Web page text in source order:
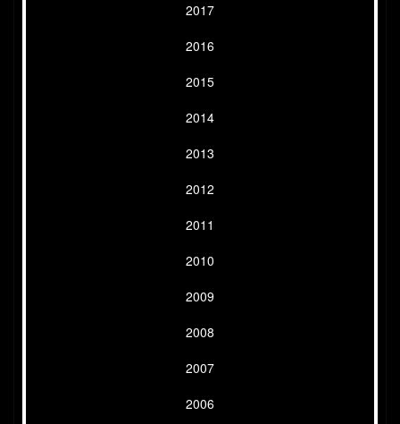
2017
2016
2015
2014
2013
2012
2011
2010
2009
2008
2007
2006